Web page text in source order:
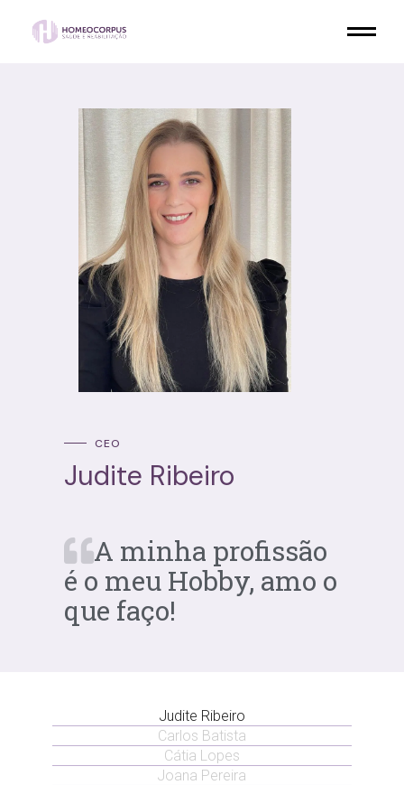
CEO
Judite Ribeiro
A minha profissão
é o meu Hobby, amo o
que faço!
Judite Ribeiro
Carlos Batista
Cátia Lopes
Joana Pereira